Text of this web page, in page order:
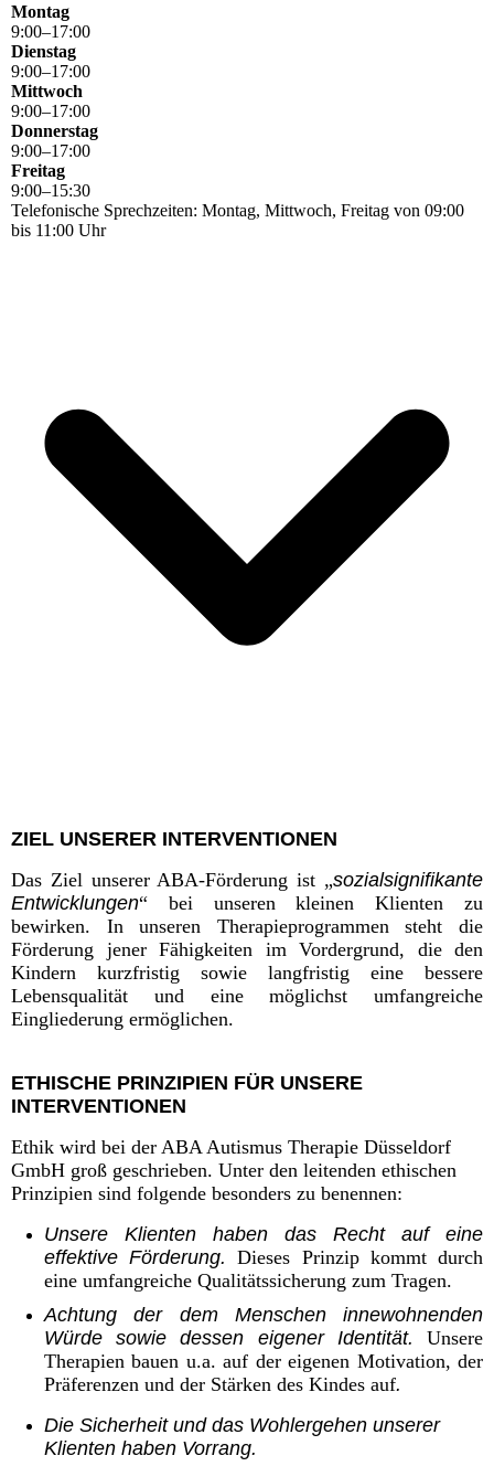
Montag
9:00–17:00
Dienstag
9:00–17:00
Mittwoch
9:00–17:00
Donnerstag
9:00–17:00
Freitag
9:00–15:30
Telefonische Sprechzeiten: Montag, Mittwoch, Freitag von 09:00
bis 11:00 Uhr
ZIEL UNSERER INTERVENTIONEN
Das Ziel unserer ABA-Förderung ist „sozialsignifikante
Entwicklungen“ bei unseren kleinen Klienten zu
bewirken. In unseren Therapieprogrammen steht die
Förderung jener Fähigkeiten im Vordergrund, die den
Kindern kurzfristig sowie langfristig eine bessere
Lebensqualität und eine möglichst umfangreiche
Eingliederung ermöglichen.
ETHISCHE PRINZIPIEN FÜR UNSERE
INTERVENTIONEN
Ethik wird bei der ABA Autismus Therapie Düsseldorf
GmbH groß geschrieben. Unter den leitenden ethischen
Prinzipien sind folgende besonders zu benennen:
Unsere Klienten haben das Recht auf eine
effektive Förderung.Dieses Prinzip kommt durch
eine umfangreiche Qualitätssicherung zum Tragen.
Achtung der dem Menschen innewohnenden
Würde sowie dessen eigener Identität. Unsere
Therapien bauen u.a. auf der eigenen Motivation, der
Präferenzen und der Stärken des Kindes auf.
Die Sicherheit und das Wohlergehen unserer
Klienten haben Vorrang.